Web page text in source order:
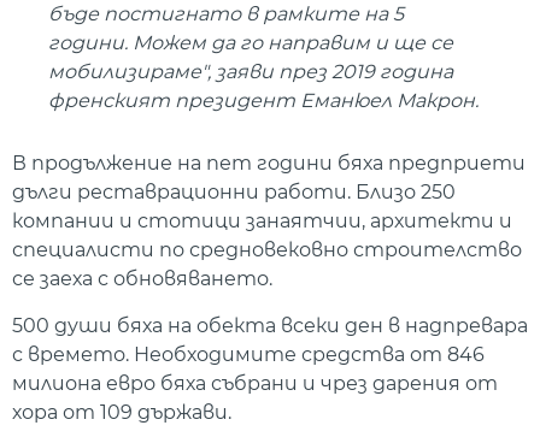
бъде постигнато в рамките на 5
години. Можем да го направим и ще се
мобилизираме", заяви през 2019 година
френският президент Еманюел Макрон.
В продължение на пет години бяха предприети
дълги реставрационни работи. Близо 250
компании и стотици занаятчии, архитекти и
специалисти по средновековно строителство
се заеха с обновяването.
500 души бяха на обекта всеки ден в надпревара
с времето. Необходимите средства от 846
милиона евро бяха събрани и чрез дарения от
хора от 109 държави.